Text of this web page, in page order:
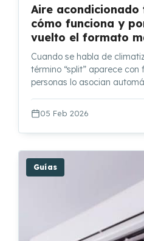
Aire
cómo funciona y
vuelto el formato
Cuando se habla de
término “split” aparece con
personas lo asocian
05 Feb 2026
Guías